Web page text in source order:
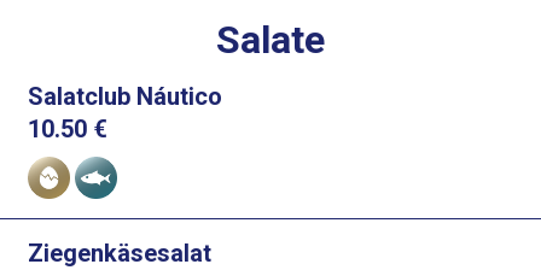
Salate
Salatclub Náutico
10.50 €
Allergene
Ziegenkäsesalat